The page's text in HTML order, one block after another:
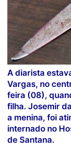
A diarista
Vargas, no
feira (08),
filha. Josemir
a menina, foi
internado no
de Santana.